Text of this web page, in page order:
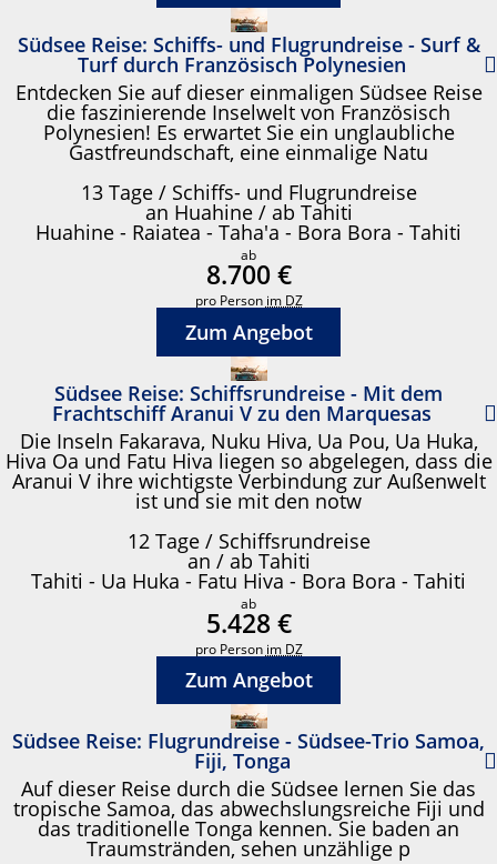
Südsee Reise: Schiffs- und Flugrundreise - Surf &
Turf durch Französisch Polynesien
Entdecken Sie auf dieser einmaligen Südsee Reise
die faszinierende Inselwelt von Französisch
Polynesien! Es erwartet Sie ein unglaubliche
Gastfreundschaft, eine einmalige Natu
13 Tage / Schiffs- und Flugrundreise
an Huahine / ab Tahiti
Huahine - Raiatea - Taha'a - Bora Bora - Tahiti
ab
8.700 €
pro Person im DZ
Zum Angebot
Südsee Reise: Schiffsrundreise - Mit dem
Frachtschiff Aranui V zu den Marquesas
Die Inseln Fakarava, Nuku Hiva, Ua Pou, Ua Huka,
Hiva Oa und Fatu Hiva liegen so abgelegen, dass die
Aranui V ihre wichtigste Verbindung zur Außenwelt
ist und sie mit den notw
12 Tage / Schiffsrundreise
an / ab Tahiti
Tahiti - Ua Huka - Fatu Hiva - Bora Bora - Tahiti
ab
5.428 €
pro Person im DZ
Zum Angebot
Südsee Reise: Flugrundreise - Südsee-Trio Samoa,
Fiji, Tonga
Auf dieser Reise durch die Südsee lernen Sie das
tropische Samoa, das abwechslungsreiche Fiji und
das traditionelle Tonga kennen. Sie baden an
Traumstränden, sehen unzählige p